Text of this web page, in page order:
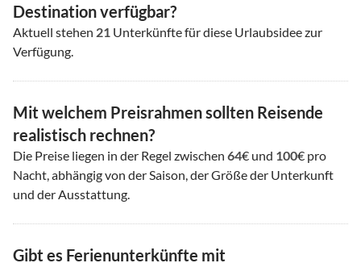
Destination verfügbar?
Aktuell stehen 21 Unterkünfte für diese Urlaubsidee zur
Verfügung.
Mit welchem Preisrahmen sollten Reisende
realistisch rechnen?
Die Preise liegen in der Regel zwischen 64€ und 100€ pro
Nacht, abhängig von der Saison, der Größe der Unterkunft
und der Ausstattung.
Gibt es Ferienunterkünfte mit